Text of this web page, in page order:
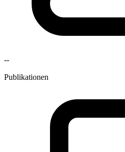
--
Publikationen